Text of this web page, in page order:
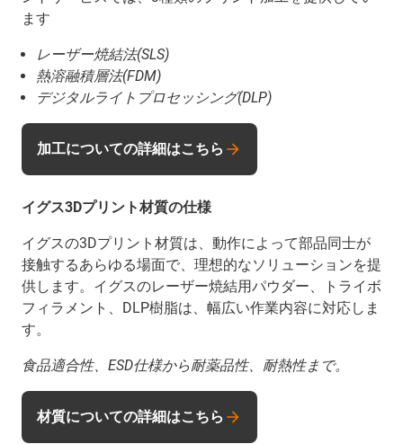
ます
レーザー焼結法(SLS)
熱溶融積層法(FDM)
デジタルライトプロセッシング(DLP)
加工についての詳細はこちら
イグス3Dプリント材質の仕様
イグスの3Dプリント材質は、動作によって部品同士が
接触するあらゆる場面で、理想的なソリューションを提
供します。イグスのレーザー焼結用パウダー、トライボ
フィラメント、DLP樹脂は、幅広い作業内容に対応しま
す。
食品適合性、ESD仕様から耐薬品性、耐熱性まで。
材質についての詳細はこちら